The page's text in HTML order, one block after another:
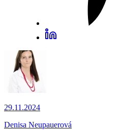
29.11.2024
Denisa Neupauerová